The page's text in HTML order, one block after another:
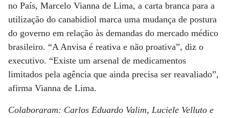
no País, Marcelo Vianna de Lima, a carta branca para a
utilização do canabidiol marca uma mudança de postura
do governo em relação às demandas do mercado médico
brasileiro. “A Anvisa é reativa e não proativa”, diz o
executivo. “Existe um arsenal de medicamentos
limitados pela agência que ainda precisa ser reavaliado”,
afirma Vianna de Lima.
Colaboraram: Carlos Eduardo Valim, Luciele Velluto e